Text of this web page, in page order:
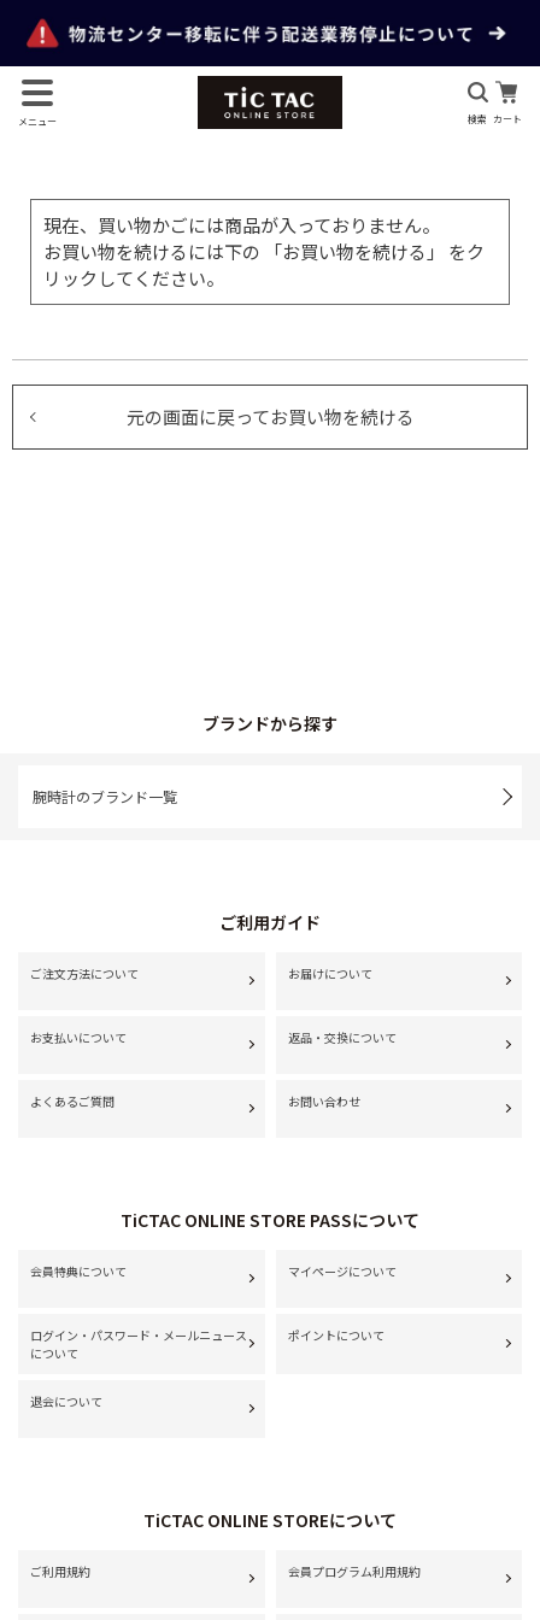
メニュー 検索 カート
現在、買い物かごには商品が入っておりません。
お買い物を続けるには下の 「お買い物を続ける」 をク
リックしてください。
元の画面に戻ってお買い物を続ける
ブランドから探す
腕時計のブランド一覧
ご利用ガイド
ご注文方法について お届けについて
お支払いについて 返品・交換について
よくあるご質問 お問い合わせ
TiCTAC ONLINE STORE PASSについて
会員特典について マイページについて
ログイン・パスワード・メールニュース
について
ポイントについて
退会について
TiCTAC ONLINE STOREについて
ご利用規約 会員プログラム利用規約